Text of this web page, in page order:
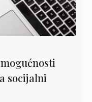
socijalni